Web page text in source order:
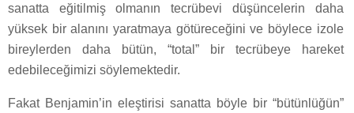
sanatta eğitilmiş olmanın tecrübevi düşüncelerin daha
yüksek bir alanını yaratmaya götüreceğini ve böylece izole
bireylerden daha bütün, “total” bir tecrübeye hareket
edebileceğimizi söylemektedir.
Fakat Benjamin’in eleştirisi sanatta böyle bir “bütünlüğün”